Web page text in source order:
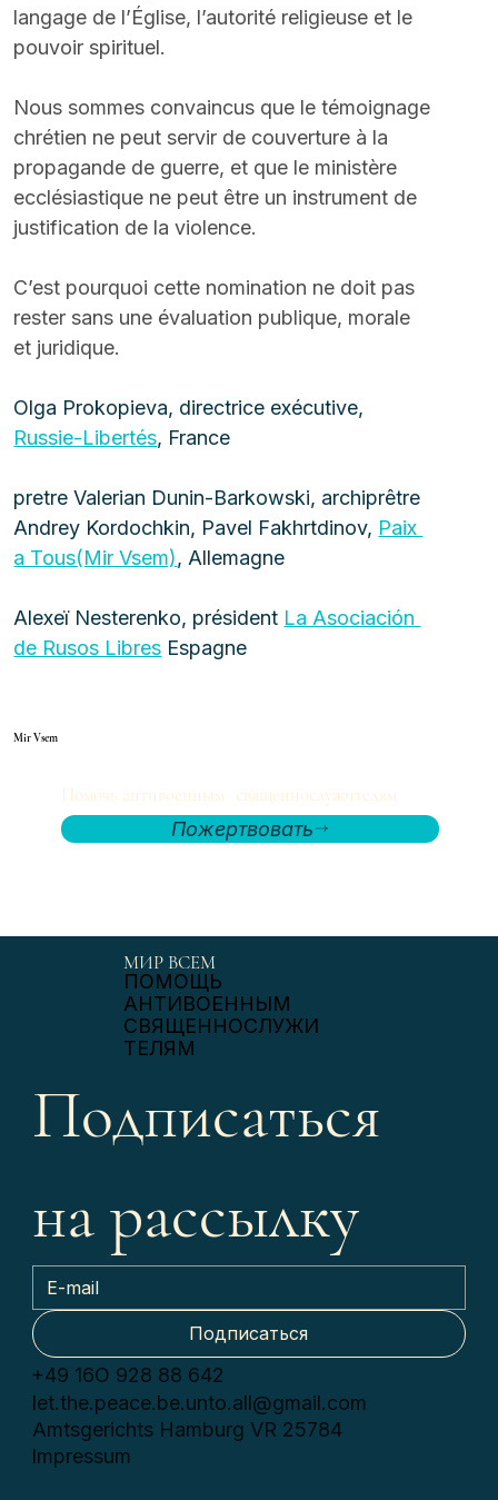
langage de l’Église, l’autorité religieuse et le
pouvoir spirituel.
Nous sommes convaincus que le témoignage
chrétien ne peut servir de couverture à la
propagande de guerre, et que le ministère
ecclésiastique ne peut être un instrument de
justification de la violence.
C’est pourquoi cette nomination ne doit pas
rester sans une évaluation publique, morale
et juridique.
Olga Prokopieva, directrice exécutive,
Russie-Libertés, France
pretre Valerian Dunin-Barkowski, archiprêtre
Andrey Kordochkin, Pavel Fakhrtdinov, Paix
a Tous(Mir Vsem), Allemagne
Alexeï Nesterenko, président La Asociación
de Rusos Libres Espagne
Mir Vsem
Помочь антивоенным священнослужителям
Пожертвовать
МИР ВСЕМ
ПОМОЩЬ
АНТИВОЕННЫМ
СВЯЩЕННОСЛУЖИ
ТЕЛЯМ
Подписаться
на рассылку
Подписаться
+49 16О 928 88 642
let.the.peace.be.unto.all@gmail.com
Amtsgerichts Hamburg VR 25784
Impressum